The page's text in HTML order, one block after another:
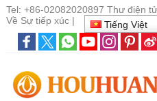
Tel: +86-02082020897 Thư điện
Về Sự tiếp xúc| Tiếng Việt